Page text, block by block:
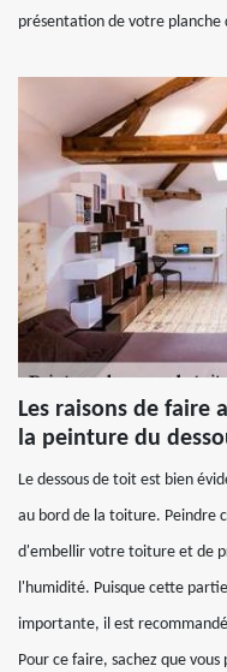
présentation de votre planche
Les raisons de faire
la peinture du
Le dessous de toit est bien
au bord de la toiture. Peindre
d'embellir votre toiture et de
l'humidité. Puisque cette
importante, il est
Pour ce faire, sachez que